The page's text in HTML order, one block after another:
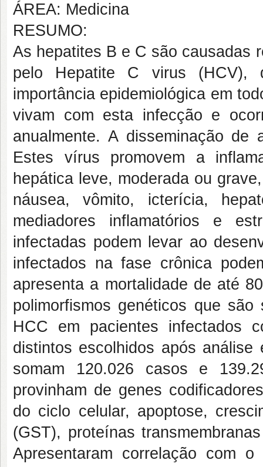
ÁREA: Medicina
RESUMO:
As hepatites B e C são causadas
pelo Hepatite C virus (HCV),
importância epidemiológica em
vivam com esta infecção e
anualmente. A disseminação
Estes vírus promovem a
hepática leve, moderada ou
náusea, vômito, icterícia,
mediadores inflamatórios e
infectadas podem levar ao
infectados na fase crônica
apresenta a mortalidade de até
polimorfismos genéticos que
HCC em pacientes infectados
distintos escolhidos após
somam 120.026 casos e
provinham de genes
do ciclo celular, apoptose,
(GST), proteínas
Apresentaram correlação com